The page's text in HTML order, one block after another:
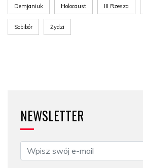
Demjaniuk Holocaust III Rzesza
Sobibór Żydzi
NEWSLETTER